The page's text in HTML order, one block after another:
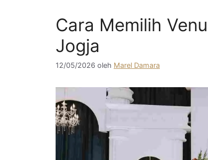
Cara Memilih
Jogja
12/05/2026 oleh Marel Damara